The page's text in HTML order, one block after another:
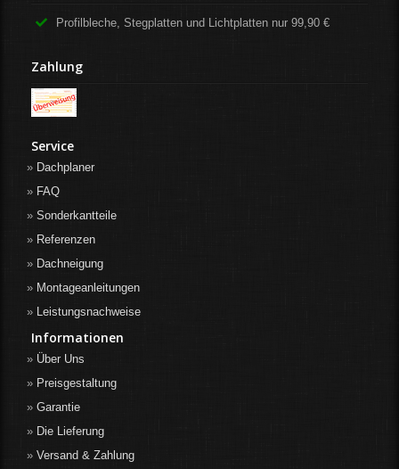
Profilbleche, Stegplatten und Lichtplatten nur 99,90 €
Zahlung
Service
Dachplaner
FAQ
Sonderkantteile
Referenzen
Dachneigung
Montageanleitungen
Leistungsnachweise
Informationen
Über Uns
Preisgestaltung
Garantie
Die Lieferung
Versand & Zahlung